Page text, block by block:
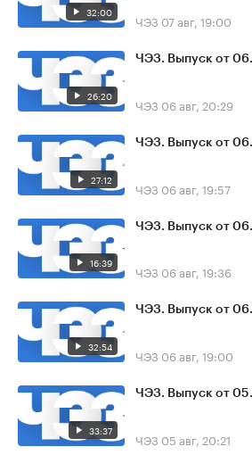
32:00 ЧЭЗ 07 авг, 19:00
26:20
ЧЭЗ. Выпуск от
ЧЭЗ 06 авг, 20:29
27:12
ЧЭЗ. Выпуск от
ЧЭЗ 06 авг, 19:57
16:39
ЧЭЗ. Выпуск от
ЧЭЗ 06 авг, 19:36
32:54
ЧЭЗ. Выпуск от
ЧЭЗ 06 авг, 19:00
33:37
ЧЭЗ. Выпуск от
ЧЭЗ 05 авг, 20:21